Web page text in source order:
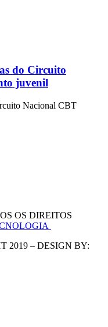
do Circuito
juvenil
Nacional CBT
OS DIREITOS
2019 – DESIGN BY: